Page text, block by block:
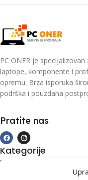
PC ONER je specijalizovan
laptope, komponente i
opremu. Brza isporuka
podrška i pouzdana
Pratite nas
Kategorije
Kupovina i podrška